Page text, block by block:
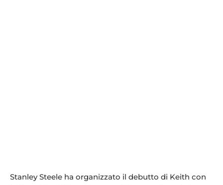
Stanley Steele ha organizzato il debutto di Keith con